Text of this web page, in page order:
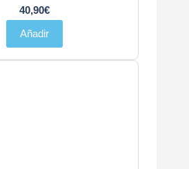
40,90€
Añadir